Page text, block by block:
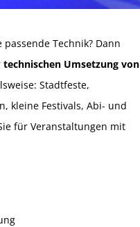
Technik? Dann
technischen Umsetzung von
Stadtfeste,
kleine Festivals, Abi- und
für Veranstaltungen mit